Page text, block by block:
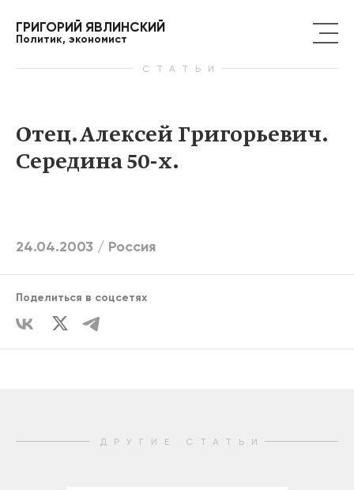
ГРИГОРИЙ ЯВЛИНСКИЙ
Политик, экономист
СТАТЬИ
Отец. Алексей Григорьевич.
Середина 50-х.
24.04.2003 / Россия
Поделиться в соцсетях
ДРУГИЕ СТАТЬИ